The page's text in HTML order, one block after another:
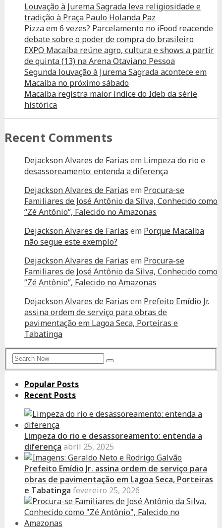
Louvação à Jurema Sagrada leva religiosidade e
tradição à Praça Paulo Holanda Paz
Pizza em 6 vezes? Parcelamento no iFood reacende
debate sobre o poder de compra do brasileiro
EXPO Macaíba reúne agro, cultura e shows a partir
de quinta (13) na Arena Otaviano Pessoa
Segunda louvação à Jurema Sagrada acontece em
Macaíba no próximo sábado
Macaíba registra maior índice do Ideb da série
histórica
Recent Comments
Dejackson Alvares de Farias em Limpeza do rio e
desassoreamento: entenda a diferença
Dejackson Alvares de Farias em Procura-se
Familiares de José Antônio da Silva, Conhecido como
“Zé Antônio”, Falecido no Amazonas
Dejackson Alvares de Farias em Porque Macaíba
não segue este exemplo?
Dejackson Alvares de Farias em Procura-se
Familiares de José Antônio da Silva, Conhecido como
“Zé Antônio”, Falecido no Amazonas
Dejackson Alvares de Farias em Prefeito Emídio Jr.
assina ordem de serviço para obras de
pavimentação em Lagoa Seca, Porteiras e
Tabatinga
Search
for:
Search
Popular Posts
Recent Posts
Limpeza do rio e desassoreamento: entenda a
diferença abril 25, 2025
Prefeito Emídio Jr. assina ordem de serviço para
obras de pavimentação em Lagoa Seca, Porteiras
e Tabatinga fevereiro 25, 2026